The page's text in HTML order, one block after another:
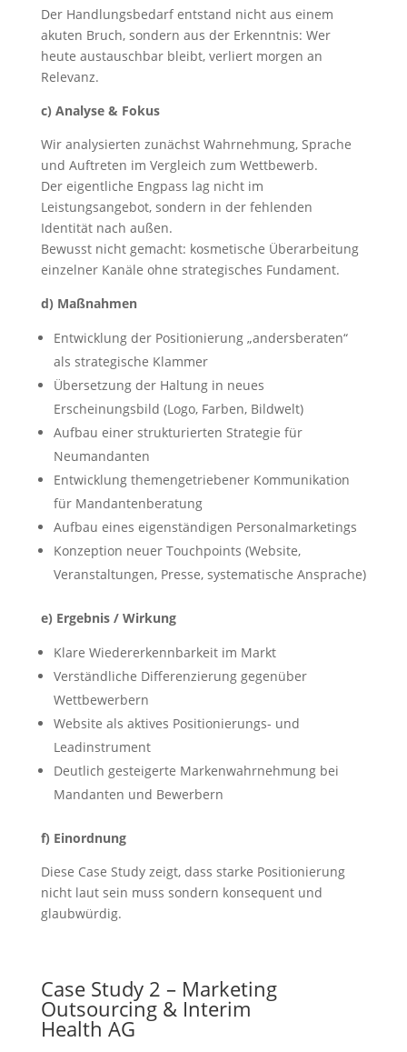
Der Handlungsbedarf entstand nicht aus einem
akuten Bruch, sondern aus der Erkenntnis: Wer
heute austauschbar bleibt, verliert morgen an
Relevanz.
c) Analyse & Fokus
Wir analysierten zunächst Wahrnehmung, Sprache
und Auftreten im Vergleich zum Wettbewerb.
Der eigentliche Engpass lag nicht im
Leistungsangebot, sondern in der fehlenden
Identität nach außen.
Bewusst nicht gemacht: kosmetische Überarbeitung
einzelner Kanäle ohne strategisches Fundament.
d) Maßnahmen
Entwicklung der Positionierung „andersberaten“
als strategische Klammer
Übersetzung der Haltung in neues
Erscheinungsbild (Logo, Farben, Bildwelt)
Aufbau einer strukturierten Strategie für
Neumandanten
Entwicklung themengetriebener Kommunikation
für Mandantenberatung
Aufbau eines eigenständigen Personalmarketings
Konzeption neuer Touchpoints (Website,
Veranstaltungen, Presse, systematische Ansprache)
e) Ergebnis / Wirkung
Klare Wiedererkennbarkeit im Markt
Verständliche Differenzierung gegenüber
Wettbewerbern
Website als aktives Positionierungs- und
Leadinstrument
Deutlich gesteigerte Markenwahrnehmung bei
Mandanten und Bewerbern
f) Einordnung
Diese Case Study zeigt, dass starke Positionierung
nicht laut sein muss sondern konsequent und
glaubwürdig.
Case Study 2 – Marketing
Outsourcing & Interim
Health AG